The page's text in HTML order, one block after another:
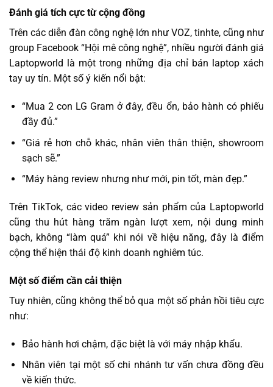
Đánh giá tích cực từ cộng đồng
Trên các diễn đàn công nghệ lớn như VOZ, tinhte, cũng như
group Facebook “Hội mê công nghệ”, nhiều người đánh giá
Laptopworld là một trong những địa chỉ bán laptop xách
tay uy tín. Một số ý kiến nổi bật:
“Mua 2 con LG Gram ở đây, đều ổn, bảo hành có phiếu
đầy đủ.”
“Giá rẻ hơn chỗ khác, nhân viên thân thiện, showroom
sạch sẽ.”
“Máy hàng review nhưng như mới, pin tốt, màn đẹp.”
Trên TikTok, các video review sản phẩm của Laptopworld
cũng thu hút hàng trăm ngàn lượt xem, nội dung minh
bạch, không “làm quá” khi nói về hiệu năng, đây là điểm
cộng thể hiện thái độ kinh doanh nghiêm túc.
Một số điểm cần cải thiện
Tuy nhiên, cũng không thể bỏ qua một số phản hồi tiêu cực
như:
Bảo hành hơi chậm, đặc biệt là với máy nhập khẩu.
Nhân viên tại một số chi nhánh tư vấn chưa đồng đều
về kiến thức.